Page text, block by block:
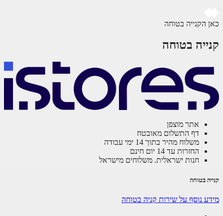
הקנייה בטוחה
בטוחה
אתר מוצפן
דף התשלום מאובטח
משלוח מהיר בתוך 14 ימי עבודה
החזרות עד 14 יום חינם
חנות ישראלית. משלוחים מישראל
בטוחה
נוסף על שירות קניה בטוחה